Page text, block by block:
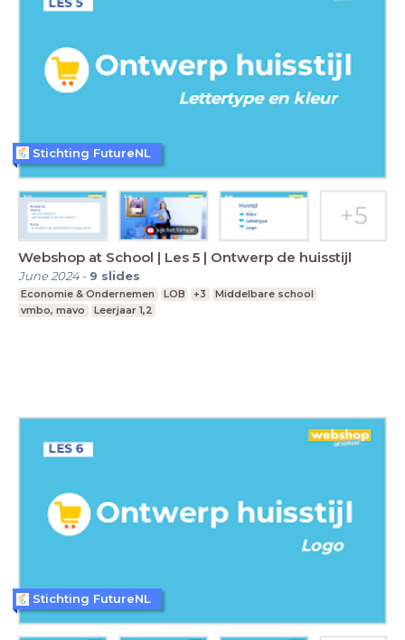
Webshop at School | Les 5 | Ontwerp de huisstijl
June 2024- 9 slides
Economie & Ondernemen LOB +3
Middelbare school
vmbo, mavo
Leerjaar 1,2
Stichting FutureNL
Stichting FutureNL